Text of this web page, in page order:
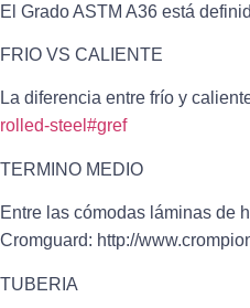
El Grado ASTM A36 está
FRIO VS CALIENTE
La diferencia entre frío y
rolled-steel#gref
TERMINO MEDIO
Entre las cómodas láminas de
Cromguard: http://
TUBERIA